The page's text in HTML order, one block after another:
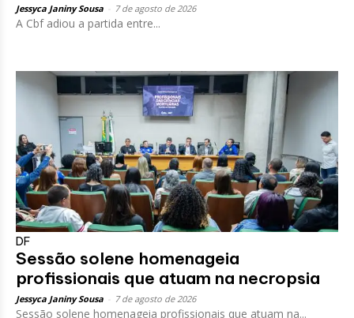
Jessyca Janiny Sousa 7 de agosto de 2026
A Cbf adiou a partida entre...
DF
Sessão solene homenageia
profissionais que atuam na necropsia
Jessyca Janiny Sousa 7 de agosto de 2026
Sessão solene homenageia profissionais que atuam na...